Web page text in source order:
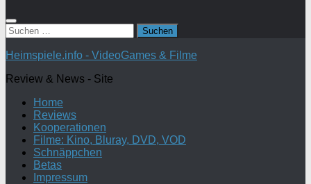
Suchen
nach:
Heimspiele.info - VideoGames & Filme
Review & News - Site
Home
Reviews
Kooperationen
Filme: Kino, Bluray, DVD, VOD
Schnäppchen
Betas
Impressum